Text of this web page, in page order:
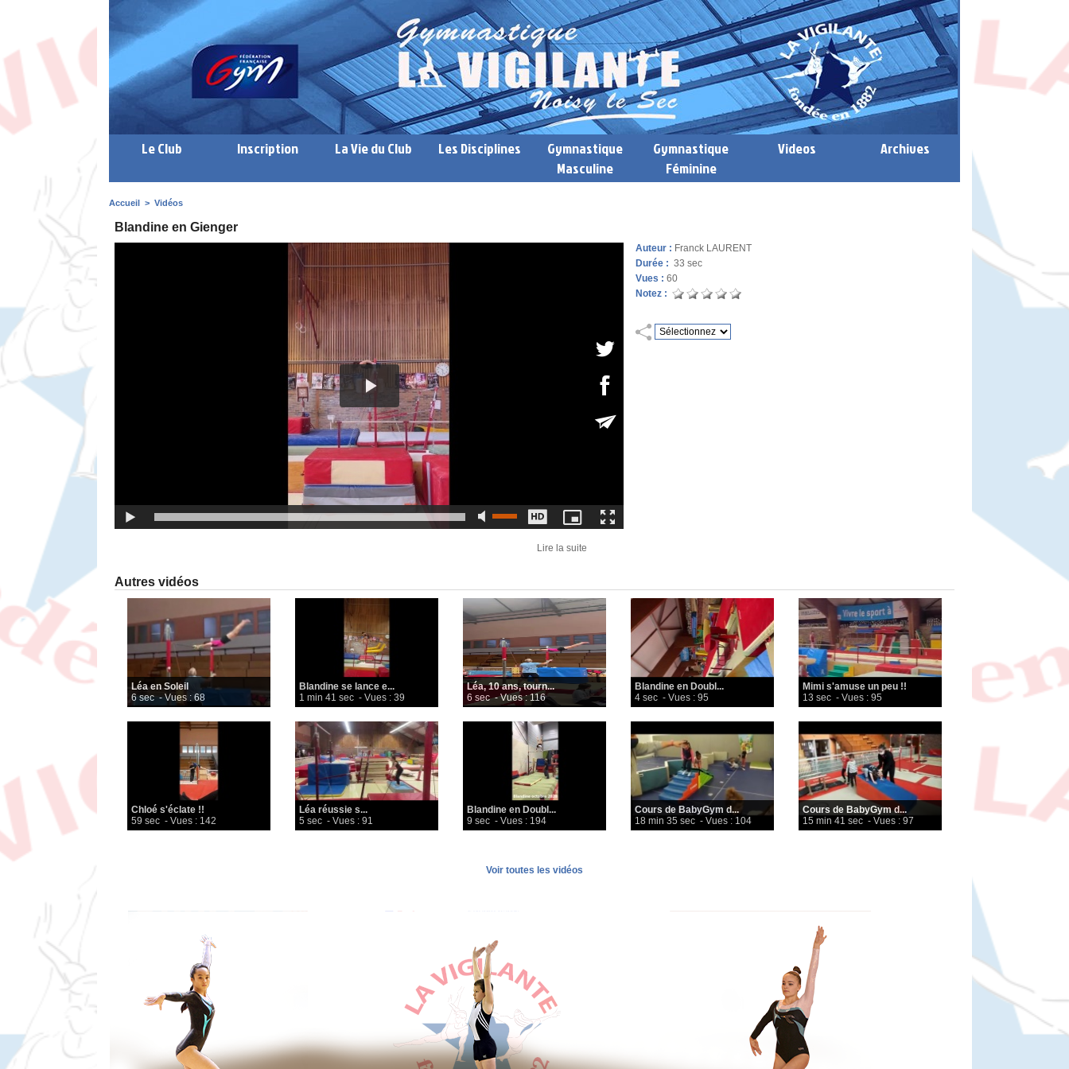
Le Club Inscription La Vie du Club Les Disciplines
Gymnastique
Masculine
Gymnastique
Féminine
Videos Archives
Accueil > Vidéos
Blandine en Gienger
Auteur : Franck LAURENT
Durée : 33 sec
Vues : 60
Notez :
Lire la suite
Autres vidéos
Léa en Soleil
6 sec - Vues : 68
Blandine se lance e...
1 min 41 sec - Vues : 39
Léa, 10 ans, tourn...
6 sec - Vues : 116
Blandine en Doubl...
4 sec - Vues : 95
Mimi s'amuse un peu !!
13 sec - Vues : 95
Chloé s'éclate !!
59 sec - Vues : 142
Léa réussie s...
5 sec - Vues : 91
Blandine en Doubl...
9 sec - Vues : 194
Cours de BabyGym d...
18 min 35 sec - Vues : 104
Cours de BabyGym d...
15 min 41 sec - Vues : 97
Voir toutes les vidéos